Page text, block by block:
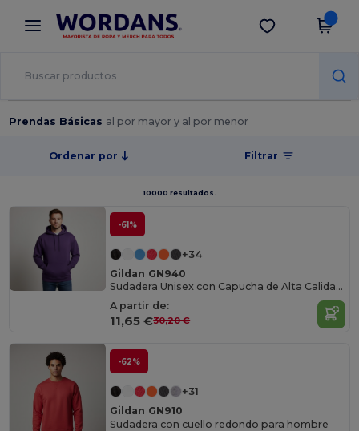
× App de Wordans
¡Mejores precios en app!
Descargar app
Prendas Básicas al por mayor y al por menor
Ordenar por Filtrar
10000 resultados.
-61%
+34
Gildan GN940
Sudadera Unisex con Capucha de Alta Calidad Gildan
A partir de:
11,65 €30,20 €
-62%
+31
Gildan GN910
Sudadera con cuello redondo para hombre